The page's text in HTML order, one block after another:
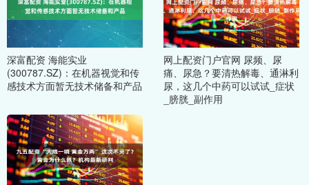
深富配资 海能实业
(300787.SZ)：在机器视觉和传
感技术方面暂无技术储备和产品
网上配资门户官网 尿频、尿
痛、尿急？要清热解毒、通淋利
尿，这几个中药可以试试_症状
_膀胱_副作用